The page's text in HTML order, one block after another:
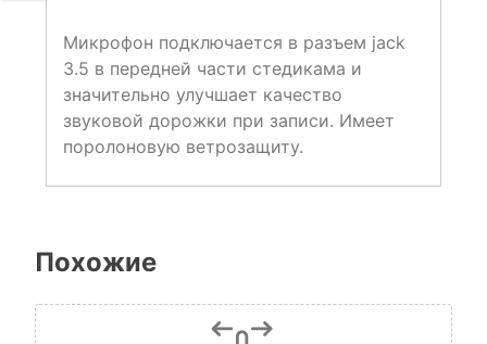
Микрофон подключается в разъем jack
3.5 в передней части стедикама и
значительно улучшает качество
звуковой дорожки при записи. Имеет
поролоновую ветрозащиту.
Похожие